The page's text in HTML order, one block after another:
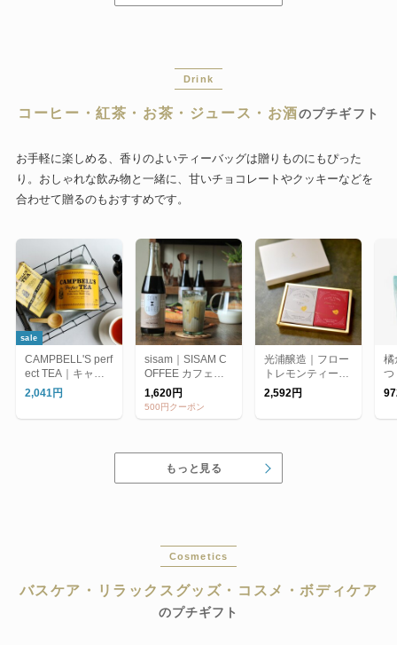
Drink
コーヒー・紅茶・お茶・ジュース・お酒のプチギフト
お手軽に楽しめる、香りのよいティーバッグは贈りものにもぴった
り。おしゃれな飲み物と一緒に、甘いチョコレートやクッキーなどを
合わせて贈るのもおすすめです。
sale
CAMPBELL'S perf
ect TEA｜キャン
ベルズパーフェク
トティー/紅茶
2,041円
sisam｜SISAM C
OFFEE カフェオ
レベース 500ml
【フェアトレード
コーヒー】【ギフ
1,620円
500円クーポン
光浦醸造｜フロー
トレモンティー
（ハート）2点ギ
フトセット＜BOX
入り＞
2,592円
橘
つ
もっと見る
Cosmetics
バスケア・リラックスグッズ・コスメ・ボディケア
のプチギフト